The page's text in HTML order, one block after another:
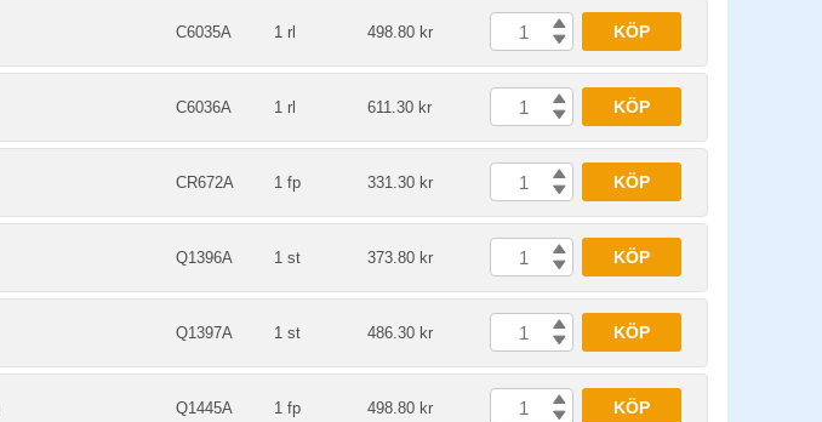
C6035A 1 rl 498.80 kr KÖP
C6036A 1 rl 611.30 kr KÖP
CR672A 1 fp 331.30 kr KÖP
Q1396A 1 st 373.80 kr KÖP
Q1397A 1 st 486.30 kr KÖP
Q1445A 1 fp 498.80 kr KÖP